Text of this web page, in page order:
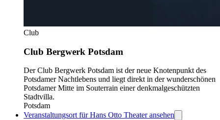
Club
Club Bergwerk Potsdam
Der Club Bergwerk Potsdam ist der neue Knotenpunkt des
Potsdamer Nachtlebens und liegt direkt in der wunderschönen
Potsdamer Mitte im Souterrain einer denkmalgeschützten
Stadtvilla.
Potsdam
Veranstaltungsort für Hans Otto Theater ansehen